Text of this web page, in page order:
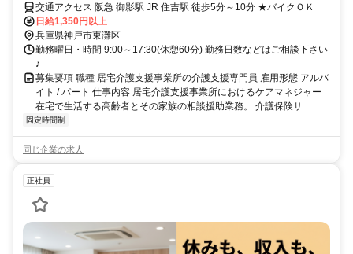
交通アクセス 阪急 御影駅 JR 住吉駅 徒歩5分～10分 ★バイクＯＫ
日給1,350円以上
兵庫県神戸市東灘区
勤務曜日・時間 9:00～17:30(休憩60分) 勤務日数などはご相談下さい
♪
募集要項 職種 居宅介護支援事業所の介護支援専門員 雇用形態 アルバ
イト / パート 仕事内容 居宅介護支援事業所におけるケアマネジャー
在宅で生活する高齢者とその家族の相談援助業務。 介護保険サ...
固定時間制
同じ企業の求人
正社員